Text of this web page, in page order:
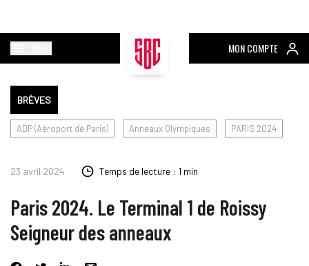
MON COMPTE
BRÈVES
ADP (Aéroport de Paris) Anneaux Olympiques PARIS 2024
23 avril 2024 Temps de lecture : 1 min
Paris 2024. Le Terminal 1 de Roissy
Seigneur des anneaux